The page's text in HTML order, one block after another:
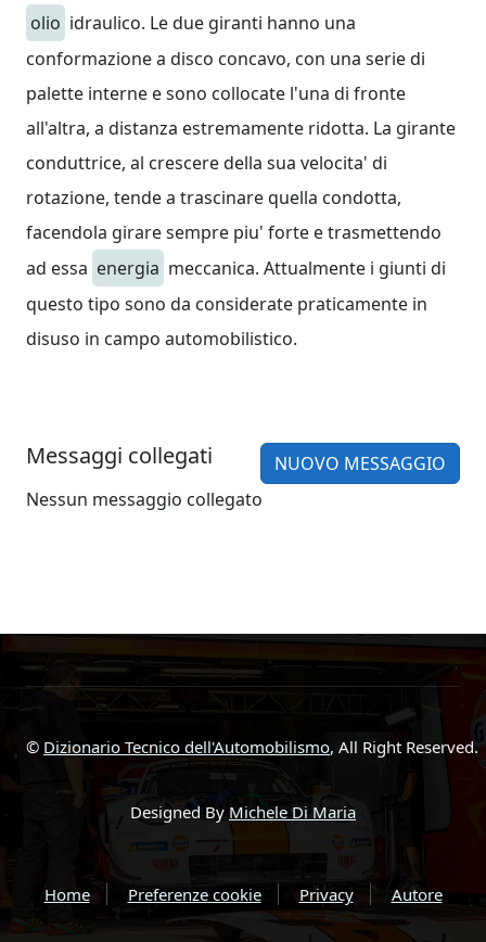
olio idraulico. Le due giranti hanno una
conformazione a disco concavo, con una serie di
palette interne e sono collocate l'una di fronte
all'altra, a distanza estremamente ridotta. La girante
conduttrice, al crescere della sua velocita' di
rotazione, tende a trascinare quella condotta,
facendola girare sempre piu' forte e trasmettendo
ad essa energia meccanica. Attualmente i giunti di
questo tipo sono da considerate praticamente in
disuso in campo automobilistico.
Messaggi collegati
NUOVO MESSAGGIO
Nessun messaggio collegato
© Dizionario Tecnico dell'Automobilismo, All Right Reserved.
Designed By Michele Di Maria
Home Preferenze cookie Privacy Autore